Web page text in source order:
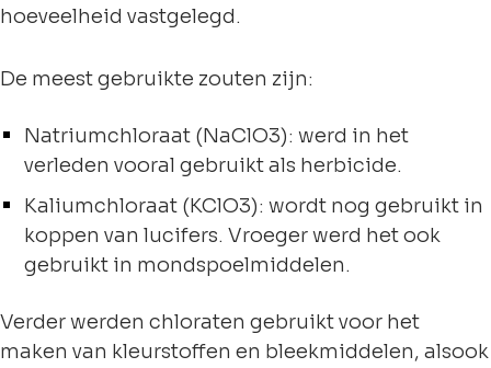
hoeveelheid vastgelegd.
De meest gebruikte zouten zijn:
Natriumchloraat (NaClO3): werd in het
verleden vooral gebruikt als herbicide.
Kaliumchloraat (KClO3): wordt nog gebruikt in
koppen van lucifers. Vroeger werd het ook
gebruikt in mondspoelmiddelen.
Verder werden chloraten gebruikt voor het
maken van kleurstoffen en bleekmiddelen, alsook